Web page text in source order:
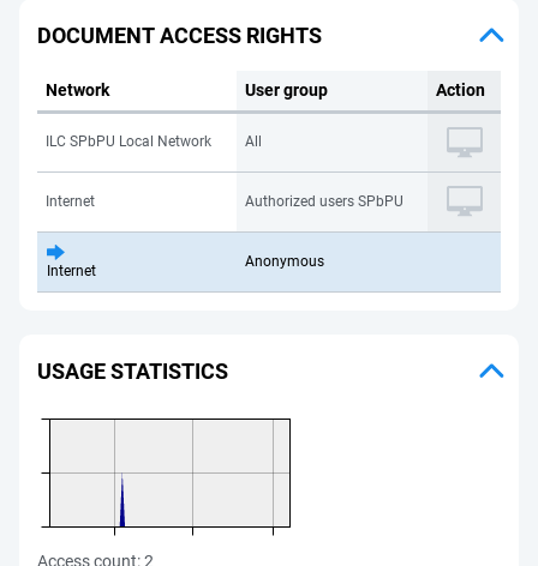
DOCUMENT ACCESS RIGHTS
Network User group Action
ILC SPbPU Local Network All
Internet Authorized users SPbPU
Internet
Anonymous
USAGE STATISTICS
Access count:2